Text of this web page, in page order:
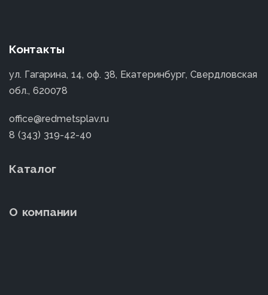
Контакты
ул. Гагарина, 14, оф. 38, Екатеринбург, Свердловская
обл., 620078
office@redmetsplav.ru
8 (343) 319-42-40
Каталог
О компании